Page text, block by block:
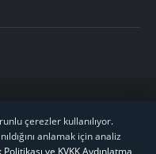
· Gizlilik Politikası ve KVKK
çerezler kullanılıyor.
anlamak için analiz
ve KVKK Aydınlatma